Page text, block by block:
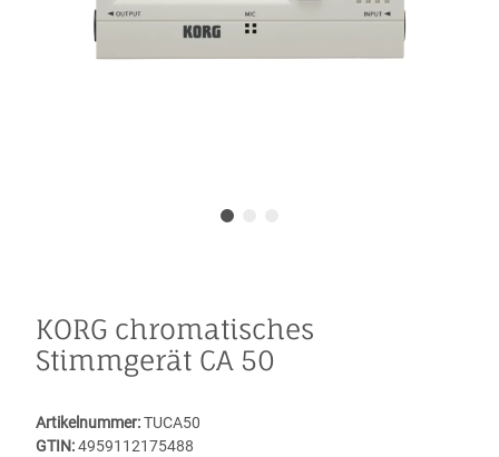
KORG chromatisches
Stimmgerät CA 50
Artikelnummer:TUCA50
GTIN:4959112175488